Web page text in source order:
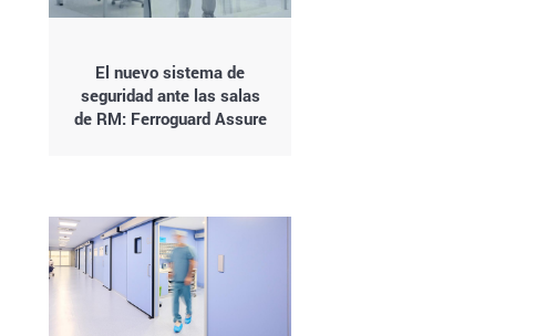
El nuevo sistema de
seguridad ante las salas
de RM: Ferroguard Assure